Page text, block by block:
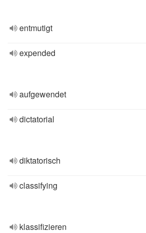
entmutigt
expended
aufgewendet
dictatorial
diktatorisch
classifying
klassifizieren